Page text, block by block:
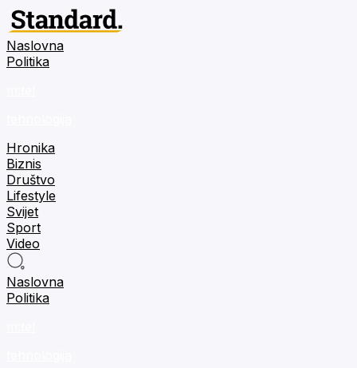
Naslovna
Politika
Hronika
Biznis
Društvo
Lifestyle
Svijet
Sport
Video
Naslovna
Politika